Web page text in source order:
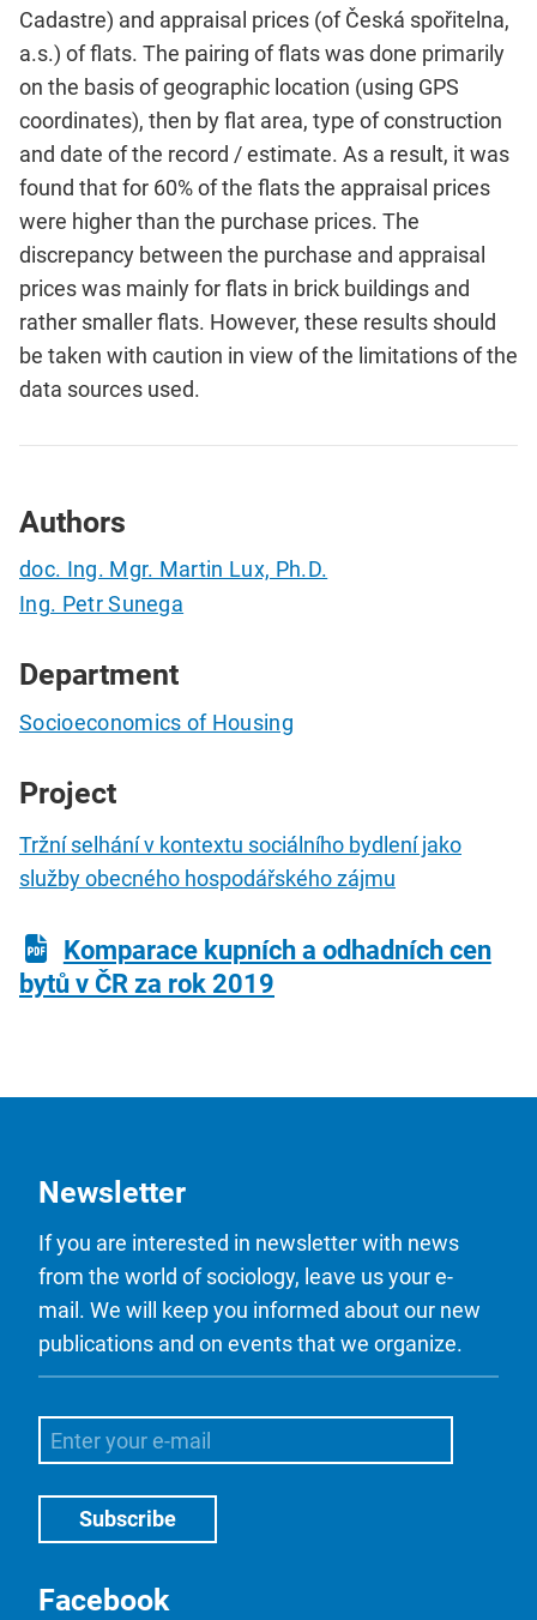
Cadastre) and appraisal prices (of Česká spořitelna,
a.s.) of flats. The pairing of flats was done primarily
on the basis of geographic location (using GPS
coordinates), then by flat area, type of construction
and date of the record / estimate. As a result, it was
found that for 60% of the flats the appraisal prices
were higher than the purchase prices. The
discrepancy between the purchase and appraisal
prices was mainly for flats in brick buildings and
rather smaller flats. However, these results should
be taken with caution in view of the limitations of the
data sources used.
Authors
doc. Ing. Mgr. Martin Lux, Ph.D.
Ing. Petr Sunega
Department
Socioeconomics of Housing
Project
Tržní selhání v kontextu sociálního bydlení jako
služby obecného hospodářského zájmu
Komparace kupních a odhadních cen
bytů v ČR za rok 2019
Newsletter
If you are interested in newsletter with news
from the world of sociology, leave us your e-
mail. We will keep you informed about our new
publications and on events that we organize.
Facebook